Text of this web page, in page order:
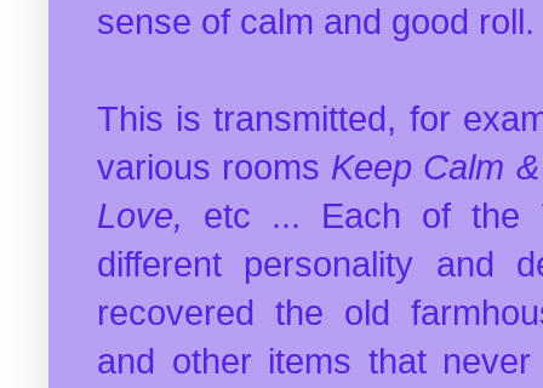
sense of calm and good roll.
This is transmitted, for
various rooms Keep Calm
Love, etc ... Each of the
different personality and
recovered the old
and other items that